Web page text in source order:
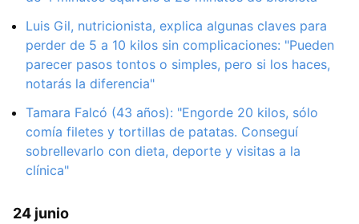
Luis Gil, nutricionista, explica algunas claves para
perder de 5 a 10 kilos sin complicaciones: "Pueden
parecer pasos tontos o simples, pero si los haces,
notarás la diferencia"
Tamara Falcó (43 años): "Engorde 20 kilos, sólo
comía filetes y tortillas de patatas. Conseguí
sobrellevarlo con dieta, deporte y visitas a la
clínica"
24 junio